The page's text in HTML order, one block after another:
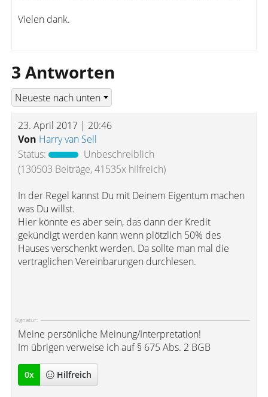
Vielen dank.
3 Antworten
23. April 2017 | 20:46
Von Harry van Sell
Status:
Unbeschreiblich
(130503 Beiträge, 41535x hilfreich)
In der Regel kannst Du mit Deinem Eigentum machen
was Du willst.
Hier könnte es aber sein, das dann der Kredit
gekündigt werden kann wenn plötzlich 50% des
Hauses verschenkt werden. Da sollte man mal die
vertraglichen Vereinbarungen durchlesen.
Signatur:
Meine persönliche Meinung/Interpretation!
Im übrigen verweise ich auf § 675 Abs. 2 BGB
0x Hilfreich